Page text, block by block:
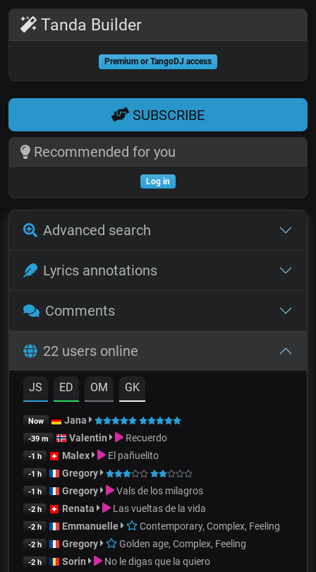
Tanda Builder
Premium or TangoDJ access
SUBSCRIBE
Recommended for you
Log in
Advanced search
Lyrics annotations
Comments
22 users online
JS ED OM GK
Now Jana
-39 m Valentin Recuerdo
-1 h Malex El pañuelito
-1 h Gregory
-1 h Gregory Vals de los milagros
-2 h Renata Las vueltas de la vida
-2 h Emmanuelle Contemporary, Complex, Feeling
-2 h Gregory Golden age, Complex, Feeling
-2 h Sorin No le digas que la quiero